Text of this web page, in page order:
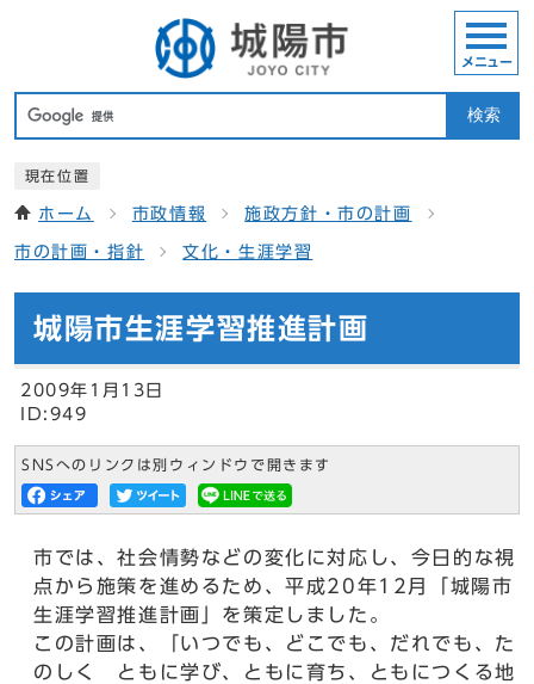
検索
メニュー
現在位置
ホーム 市政情報 施政方針・市の計画
市の計画・指針 文化・生涯学習
城陽市生涯学習推進計画
2009年1月13日
ID:949
SNSへのリンクは別ウィンドウで開きます
市では、社会情勢などの変化に対応し、今日的な視
点から施策を進めるため、平成20年12月「城陽市
生涯学習推進計画」を策定しました。
この計画は、「いつでも、どこでも、だれでも、た
のしく ともに学び、ともに育ち、ともにつくる地